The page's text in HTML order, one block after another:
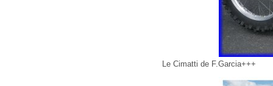
Le Cimatti de F.Garcia+++